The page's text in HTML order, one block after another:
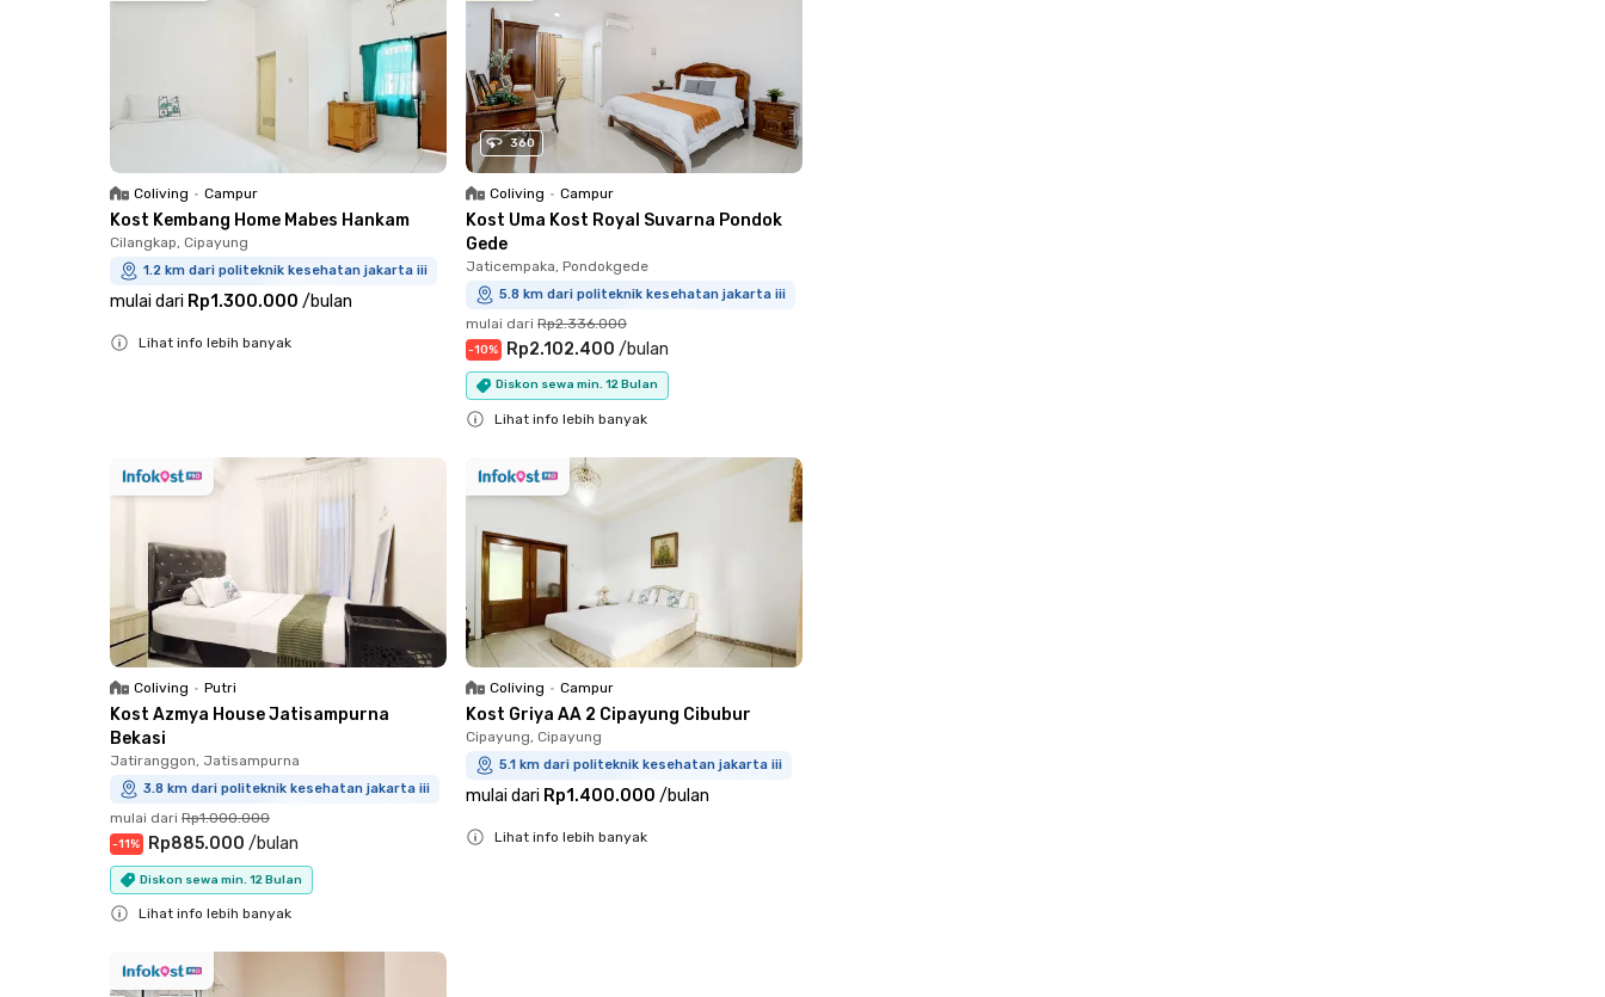
Coliving • Campur
Kost Kembang Home Mabes Hankam
Cilangkap, Cipayung
1.2 km dari politeknik kesehatan jakarta iii
mulai dari Rp1.300.000 /bulan
Lihat info lebih banyak
360
Coliving • Campur
Kost Uma Kost Royal Suvarna Pondok
Gede
Jaticempaka, Pondokgede
5.8 km dari politeknik kesehatan jakarta iii
mulai dari Rp2.336.000
-10% Rp2.102.400 /bulan
Diskon sewa min. 12 Bulan
Lihat info lebih banyak
Coliving • Putri
Kost Azmya House Jatisampurna
Bekasi
Jatiranggon, Jatisampurna
3.8 km dari politeknik kesehatan jakarta iii
mulai dari Rp1.000.000
-11% Rp885.000 /bulan
Diskon sewa min. 12 Bulan
Lihat info lebih banyak
Coliving • Campur
Kost Griya AA 2 Cipayung Cibubur
Cipayung, Cipayung
5.1 km dari politeknik kesehatan jakarta iii
mulai dari Rp1.400.000 /bulan
Lihat info lebih banyak